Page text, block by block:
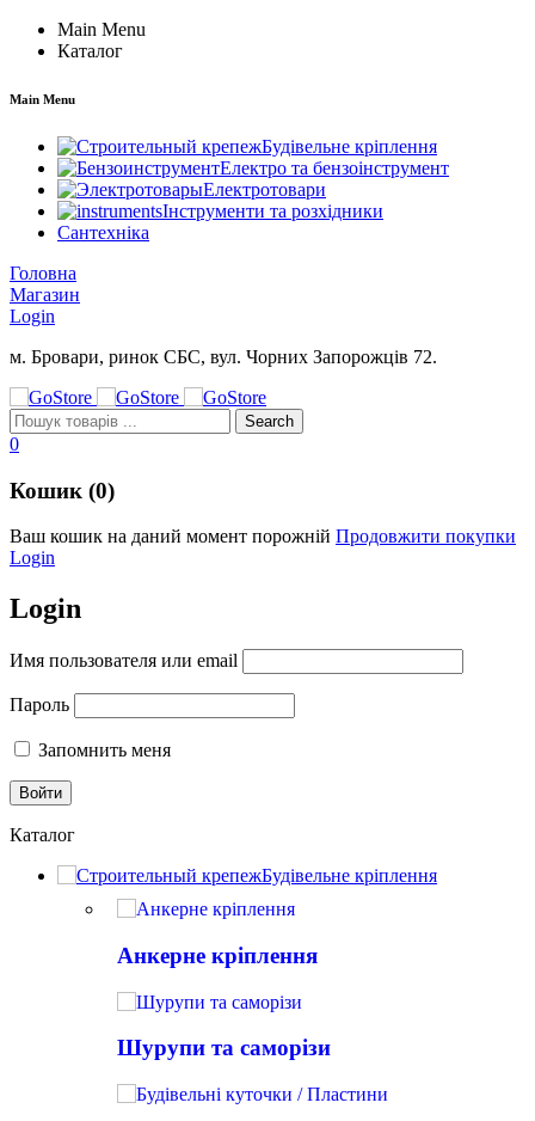
Main Menu
Каталог
Main Menu
Будівельне кріплення
Електро та бензоінструмент
Електротовари
Інструменти та розхідники
Сантехніка
Головна
Магазин
Login
м. Бровари, ринок СБС, вул. Чорних Запорожців 72.
0
Кошик (0)
Ваш кошик на даний момент порожній Продовжити покупки
Login
Login
Имя пользователя или email
Пароль
Запомнить меня
Каталог
Будівельне кріплення
Анкерне кріплення
Шурупи та саморізи